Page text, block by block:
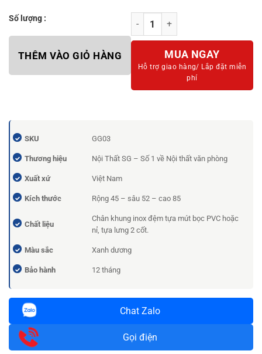
Số lượng : Ghế gấp Classic GG03 số lượng
THÊM VÀO GIỎ HÀNG MUA NGAY
Hỗ trợ giao hàng/ Lắp đặt miễn
phí
SKU GG03
Thương hiệu Nội Thất SG – Số 1 về Nội thất văn phòng
Xuất xứ Việt Nam
Kích thước Rộng 45 – sâu 52 – cao 85
Chất liệu
Chân khung inox đệm tựa mút bọc PVC hoặc
nỉ, tựa lưng 2 cốt.
Màu sắc Xanh dương
Bảo hành 12 tháng
Chat Zalo
Gọi điện